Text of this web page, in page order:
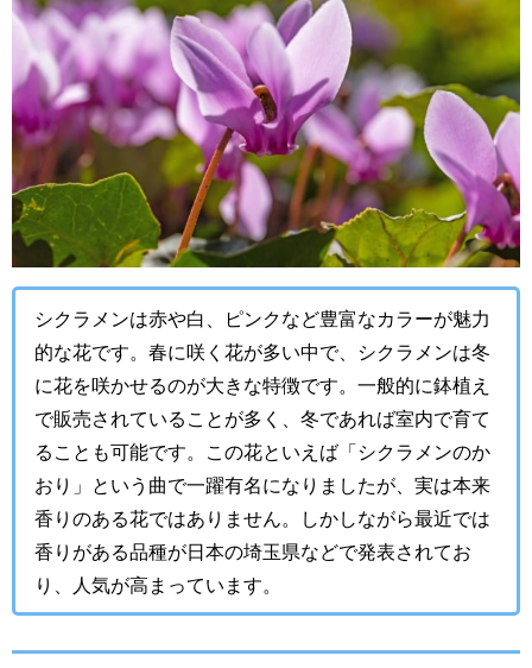
シクラメンは赤や白、ピンクなど豊富なカラーが魅力
的な花です。春に咲く花が多い中で、シクラメンは冬
に花を咲かせるのが大きな特徴です。一般的に鉢植え
で販売されていることが多く、冬であれば室内で育て
ることも可能です。この花といえば「シクラメンのか
おり」という曲で一躍有名になりましたが、実は本来
香りのある花ではありません。しかしながら最近では
香りがある品種が日本の埼玉県などで発表されてお
り、人気が高まっています。